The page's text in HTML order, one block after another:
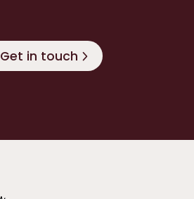
Get in touch